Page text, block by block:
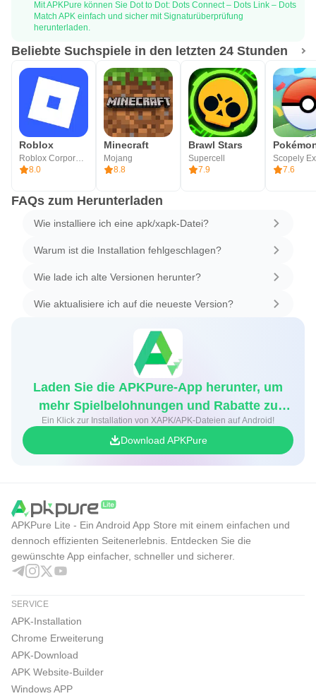
Mit APKPure können Sie Dot to Dot: Dots Connect – Dots Link – Dots
Match APK einfach und sicher mit Signaturüberprüfung
herunterladen.
Beliebte Suchspiele in den letzten 24 Stunden
Roblox
Roblox Corporation
8.0
Minecraft
Mojang
8.8
Brawl Stars
Supercell
7.9
7.6
FAQs zum Herunterladen
Wie installiere ich eine apk/xapk-Datei?
Warum ist die Installation fehlgeschlagen?
Wie lade ich alte Versionen herunter?
Wie aktualisiere ich auf die neueste Version?
Laden Sie die APKPure-App herunter, um
mehr Spielbelohnungen und Rabatte zu
erhalten
Ein Klick zur Installation von XAPK/APK-Dateien auf Android!
Download APKPure
APKPure Lite - Ein Android App Store mit einem einfachen und
dennoch effizienten Seitenerlebnis. Entdecken Sie die
gewünschte App einfacher, schneller und sicherer.
SERVICE
APK-Installation
Chrome Erweiterung
APK-Download
APK Website-Builder
Windows APP